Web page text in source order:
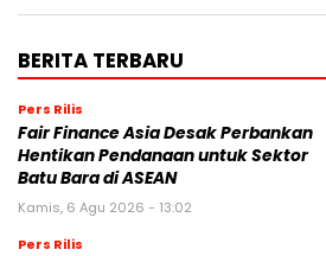
BERITA TERBARU
Pers Rilis
Fair Finance Asia Desak Perbankan
Hentikan Pendanaan untuk Sektor
Batu Bara di ASEAN
Kamis, 6 Agu 2026 - 13:02
Pers Rilis